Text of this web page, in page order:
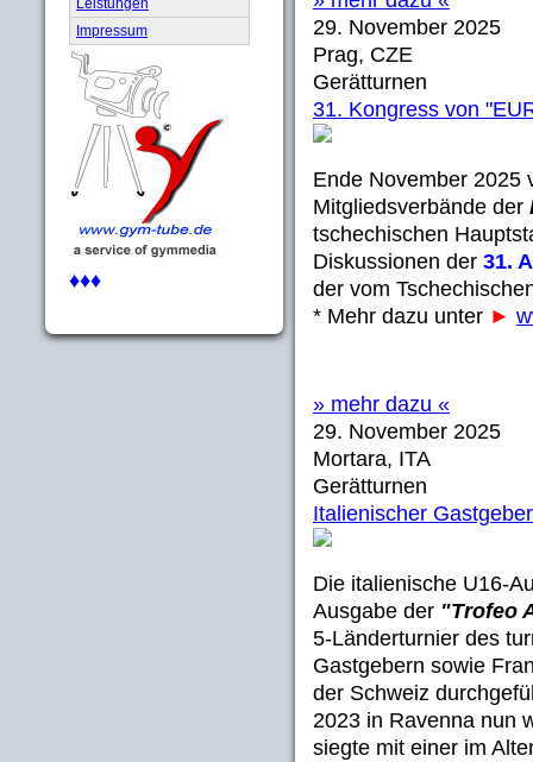
Leistungen
Impressum
♦♦♦
29. November 2025
Prag, CZE
Gerätturnen
31. Kongress von
Ende November 2025
Mitgliedsverbände der
tschechischen
Diskussionen der 31.
der vom
* Mehr dazu unter ►
» mehr dazu «
29. November 2025
Mortara, ITA
Gerätturnen
Italienischer
Die italienische U16-
Ausgabe der "Trofeo
5-Länderturnier des
Gastgebern sowie
der Schweiz
2023 in Ravenna nun
siegte mit einer im